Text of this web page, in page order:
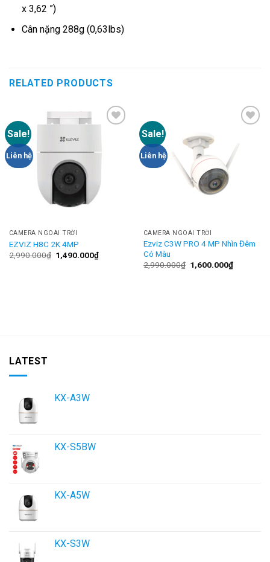
x 3,62 ”)
Cân nặng 288g (0,63lbs)
RELATED PRODUCTS
Sale!
Liên hệ
CAMERA NGOÀI TRỜI
EZVIZ H8C 2K 4MP
2,990.000₫ 1,490.000₫
Sale!
Liên hệ
CAMERA NGOÀI TRỜI
Ezviz C3W PRO 4 MP Nhìn Đêm
Có Màu
2,990.000₫ 1,600.000₫
LATEST
KX-A3W
KX-S5BW
KX-A5W
KX-S3W